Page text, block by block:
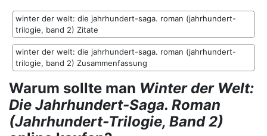
winter der welt: die jahrhundert-saga. roman (jahrhundert-
trilogie, band 2) Zitate
winter der welt: die jahrhundert-saga. roman (jahrhundert-
trilogie, band 2) Zusammenfassung
Warum sollte man Winter der Welt:
Die Jahrhundert-Saga. Roman
(Jahrhundert-Trilogie, Band 2)